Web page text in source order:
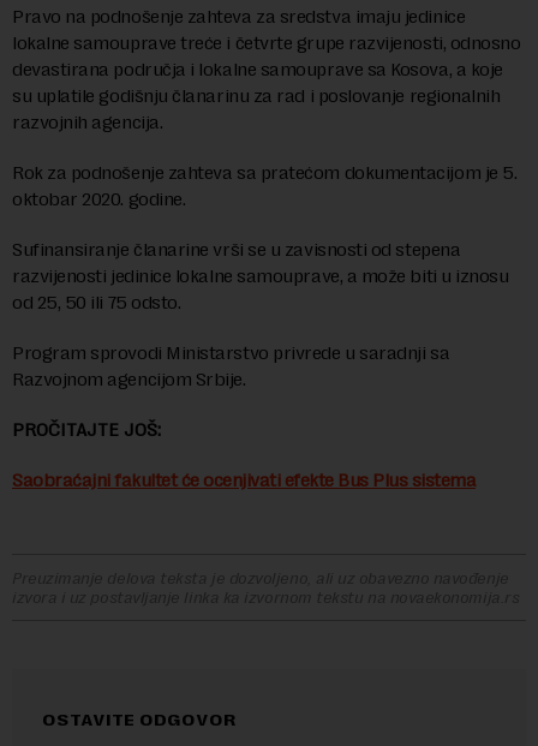
Pravo na podnošenje zahteva za sredstva imaju jedinice
lokalne samouprave treće i četvrte grupe razvijenosti, odnosno
devastirana područja i lokalne samouprave sa Kosova, a koje
su uplatile godišnju članarinu za rad i poslovanje regionalnih
razvojnih agencija.
Rok za podnošenje zahteva sa pratećom dokumentacijom je 5.
oktobar 2020. godine.
Sufinansiranje članarine vrši se u zavisnosti od stepena
razvijenosti jedinice lokalne samouprave, a može biti u iznosu
od 25, 50 ili 75 odsto.
Program sprovodi Ministarstvo privrede u saradnji sa
Razvojnom agencijom Srbije.
PROČITAJTE JOŠ:
Saobraćajni fakultet će ocenjivati efekte Bus Plus sistema
Preuzimanje delova teksta je dozvoljeno, ali uz obavezno navođenje
izvora i uz postavljanje linka ka izvornom tekstu na novaekonomija.rs
OSTAVITE ODGOVOR